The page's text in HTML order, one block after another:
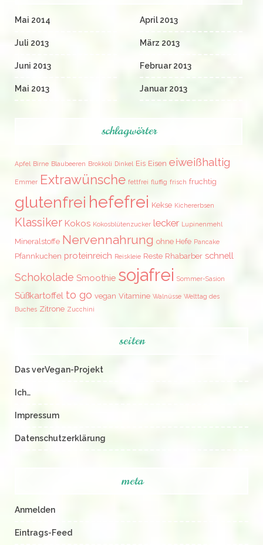
Mai 2014
Juli 2013
Juni 2013
Mai 2013
April 2013
März 2013
Februar 2013
Januar 2013
schlagwörter
Apfel Birne Blaubeeren Brokkoli Dinkel Eis Eisen eiweißhaltig
Emmer Extrawünsche fettfrei fluffig frisch fruchtig
glutenfrei hefefrei Kekse Kichererbsen
Klassiker Kokos Kokosblütenzucker lecker Lupinenmehl
Mineralstoffe Nervennahrung ohne Hefe Pancake
Pfannkuchen proteinreich Reiskleie Reste Rhabarber schnell
Schokolade Smoothie sojafrei Sommer-Sasion
Süßkartoffel to go vegan Vitamine Walnüsse Welttag des
Buches Zitrone Zucchini
seiten
Das verVegan-Projekt
Ich…
Impressum
Datenschutzerklärung
meta
Anmelden
Eintrags-Feed